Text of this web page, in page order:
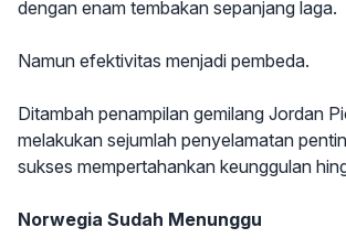
dengan enam tembakan sepanjang laga.
Namun efektivitas menjadi pembeda.
Ditambah penampilan gemilang Jordan
melakukan sejumlah penyelamatan
sukses mempertahankan keunggulan
Norwegia Sudah Menunggu